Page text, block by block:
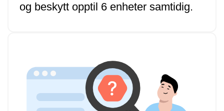
og beskytt opptil 6 enheter samtidig.